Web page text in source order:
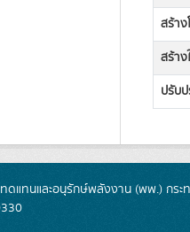
สร้าง
สร้าง
ปรับ
แทนและอนุรักษ์พลังงาน (พพ.) กระ